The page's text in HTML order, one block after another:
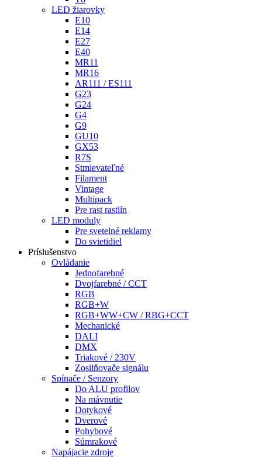
LED žiarovky
E10
E14
E27
E40
MR11
MR16
AR111 / ES111
G23
G24
G4
G9
GU10
GX53
R7S
Stmievateľné
Filament
Vintage
Multipack
Pre rast rastlín
LED moduly
Pre svetelné reklamy
Do svietidiel
Príslušenstvo
Ovládanie
Jednofarebné
Dvojfarebné / CCT
RGB
RGB+W
RGB+WW+CW / RBG+CCT
Mechanické
DALI
DMX
Triakové / 230V
Zosilňovače signálu
Spínače / Senzory
Do ALU profilov
Na mávnutie
Dotykové
Dverové
Pohybové
Súmrakové
Napájacie zdroje